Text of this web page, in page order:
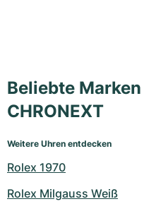
Beliebte
CHRONEXT
Weitere Uhren entdecken
Rolex 1970
Rolex Milgauss Weiß